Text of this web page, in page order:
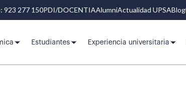
923 277 150PDI/DOCENTIAAlumniActualidad UPSABlog
Estudiantes Experiencia universitaria